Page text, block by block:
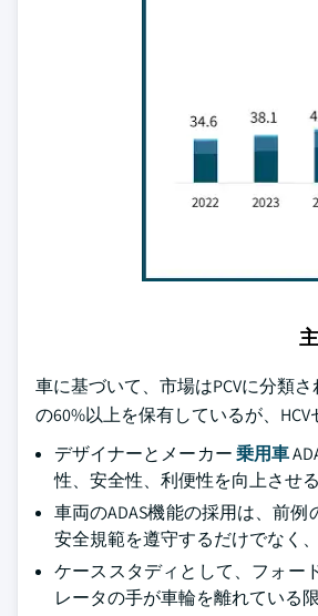
車に基づいて、市場はPCVに分類さ
の60%以上を保有しているが、
デザイナーとメーカー乗用車
性、安全性、利便性を向上させ
車両のADAS機能の採用は、前
安全規範を遵守するだけでなく
ケーススタディとして、フォー
レータの手が車輪を離れている